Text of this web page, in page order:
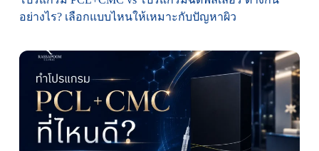
อย่างไร? เลือกแบบไหนให้เหมาะกับปัญหาผิว